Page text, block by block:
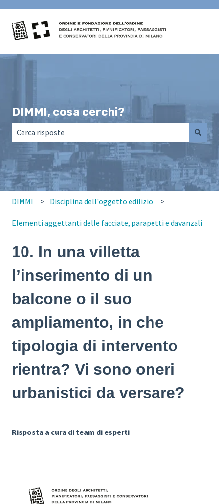
DIMMI, cosa cerchi?
Non sono presenti suggerimenti perché il campo di
DIMMI Disciplina dell'oggetto edilizio
Elementi aggettanti delle facciate, parapetti e davanzali
10. In una villetta
l’inserimento di un
balcone o il suo
ampliamento, in che
tipologia di intervento
rientra? Vi sono oneri
urbanistici da versare?
Risposta a cura di team di esperti